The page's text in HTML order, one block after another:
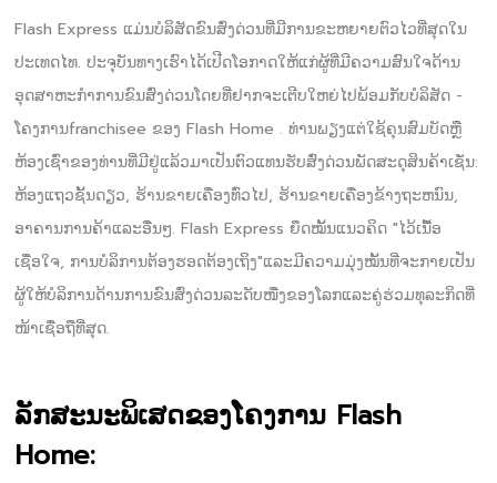
Flash Express ແມ່ນບໍລິສັດຂົນສົ່ງດ່ວນທີ່ມີການຂະຫຍາຍຕົວໄວທີ່ສຸດໃນ
ປະເທດໄທ. ປະຈຸບັນທາງເຮົາໄດ້ເປີດໂອກາດໃຫ້ແກ່ຜູ້ທີ່ມີຄວາມສົນໃຈດ້ານ
ອຸດສາຫະກຳການຂົນສົ່ງດ່ວນໂດຍທີ່ຢາກຈະເຕີບໃຫຍ່ໄປພ້ອມກັບບໍລິສັດ -
ໂຄງການfranchisee ຂອງ Flash Home . ທ່ານພຽງແຕ່ໃຊ້ຄຸນສົມບັດຫຼື
ຫ້ອງເຊົ່າຂອງທ່ານທີ່ມີຢູ່ແລ້ວມາເປັນຕົວແທນຮັບສົ່ງດ່ວນພັດສະດຸສິນຄ້າເຊັ່ນ:
ຫ້ອງແຖວຊັ້ນດຽວ, ຮ້ານຂາຍເຄື່ອງທົ່ວໄປ, ຮ້ານຂາຍເຄື່ອງຂ້າງຖະຫນົນ,
ອາຄານການຄ້າແລະອື່ນໆ. Flash Express ຍຶດໝັ້ນແນວຄິດ "ໄວ້ເນື້ອ
ເຊື່ອໃຈ, ການບໍລິການຕ້ອງຮອດຕ້ອງເຖິງ"ແລະມີຄວາມມຸ່ງໝັ້ນທີ່ຈະກາຍເປັນ
ຜູ້ໃຫ້ບໍລິການດ້ານການຂົນສົ່ງດ່ວນລະດັບໜື່ງຂອງໂລກແລະຄູ່ຮ່ວມທຸລະກິດທີ່
ໜ້າເຊື່ອຖືທີ່ສຸດ.
ລັກສະນະພິເສດຂອງໂຄງການ Flash
Home: